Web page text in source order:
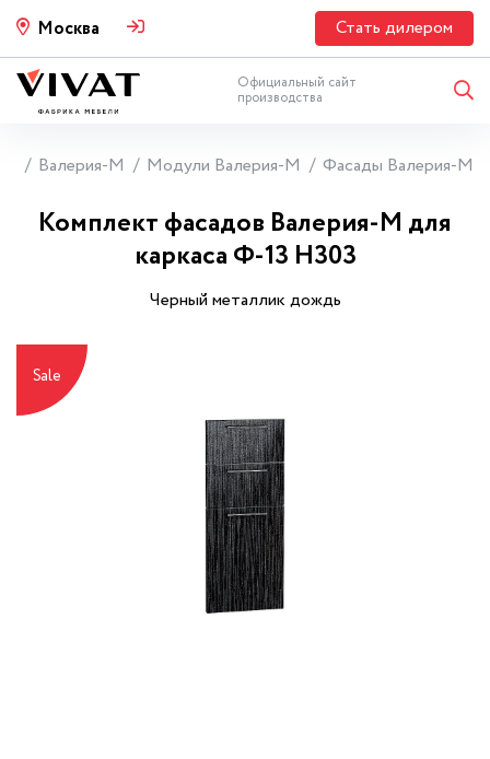
Москва Стать дилером
Официальный сайт
производства
Валерия-М Модули Валерия-М Фасады Валерия-М
Комплект фасадов Валерия-М для
каркаса Ф-13 Н303
Черный металлик дождь
Sale